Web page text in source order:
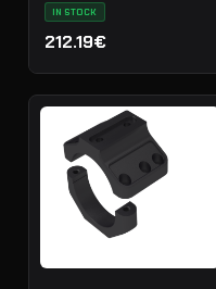
IN STOCK
212.19€